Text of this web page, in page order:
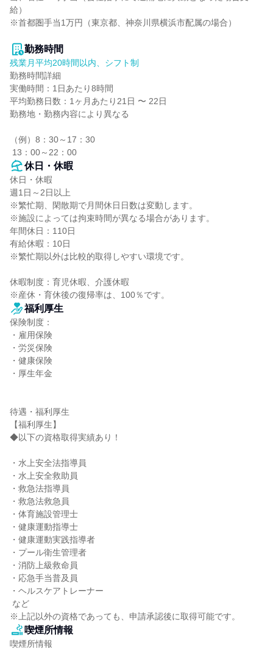
給）
※首都圏手当1万円（東京都、神奈川県横浜市配属の場合）
勤務時間
残業月平均20時間以内、シフト制
勤務時間詳細
実働時間：1日あたり8時間
平均勤務日数：1ヶ月あたり21日 〜 22日
勤務地・勤務内容により異なる
（例）8：30～17：30
13：00～22：00
休日・休暇
休日・休暇
週1日～2日以上
※繁忙期、閑散期で月間休日日数は変動します。
※施設によっては拘束時間が異なる場合があります。
年間休日：110日
有給休暇：10日
※繁忙期以外は比較的取得しやすい環境です。
休暇制度：育児休暇、介護休暇
※産休・育休後の復帰率は、100％です。
福利厚生
保険制度：
・雇用保険
・労災保険
・健康保険
・厚生年金
待遇・福利厚生
【福利厚生】
◆以下の資格取得実績あり！
・水上安全法指導員
・水上安全救助員
・救急法指導員
・救急法救急員
・体育施設管理士
・健康運動指導士
・健康運動実践指導者
・プール衛生管理者
・消防上級救命員
・応急手当普及員
・ヘルスケアトレーナー
※上記以外の資格であっても、申請承認後に取得可能です。
喫煙所情報
喫煙所情報